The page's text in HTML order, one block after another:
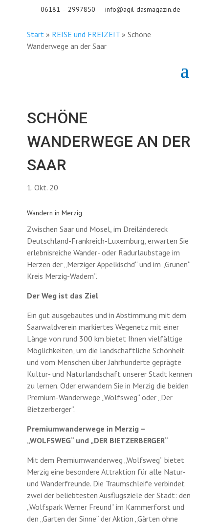
06181 – 2997850 info@agil-dasmagazin.de
Start» REISE und FREIZEIT» Schöne
Wanderwege an der Saar
SCHÖNE
WANDERWEGE AN DER
SAAR
1. Okt. 20
Wandern in Merzig
Zwischen Saar und Mosel, im Dreiländereck
Deutschland-Frankreich-Luxemburg, erwarten Sie
erlebnisreiche Wander- oder Radurlaubstage im
Herzen der „Merziger Äppelkischd“ und im ­„Grünen“
Kreis Merzig-Wadern“.
Der Weg ist das Ziel
Ein gut ausgebautes und in Abstimmung mit dem
Saarwaldverein markiertes Wegenetz mit einer
Länge von rund 300 km bietet Ihnen vielfältige
Möglichkeiten, um die landschaftliche Schönheit
und vom Menschen über Jahrhunderte geprägte
Kultur- und Naturlandschaft unserer Stadt kennen
zu lernen. Oder erwandern Sie in Merzig die beiden
Premium-Wanderwege „Wolfsweg“ oder „Der
Bietzerberger“.
Premiumwanderwege in Merzig –
„WOLFSWEG“ und „DER BIETZERBERGER“
Mit dem Premiumwanderweg „Wolfsweg“ bietet
Merzig eine besondere Attraktion für alle Natur-
und Wanderfreunde. Die Traumschleife verbindet
zwei der beliebtesten Ausflugsziele der Stadt: den
„Wolfspark Werner Freund“ im Kammerforst und
den „Garten der Sinne“ der Aktion „Gärten ohne